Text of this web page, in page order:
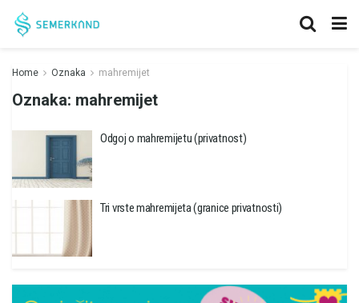
Home Oznaka mahremijet
Oznaka: mahremijet
Odgoj o mahremijetu (privatnost)
Tri vrste mahremijeta (granice privatnosti)